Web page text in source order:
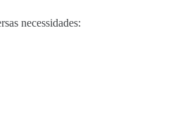
necessidades: